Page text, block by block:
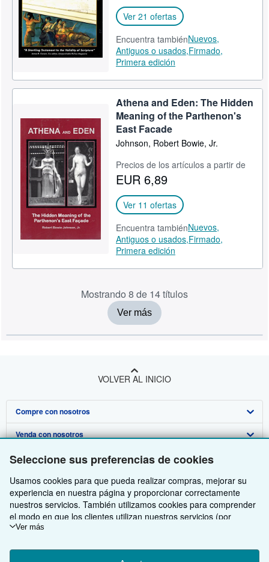
Seleccione sus preferencias de cookies
Usamos cookies para que pueda realizar compras, mejorar su
experiencia en nuestra página y proporcionar correctamente
nuestros servicios. También utilizamos cookies para comprender
el modo en que los clientes utilizan nuestros servicios (por
ejemplo, midiendo las visitas al sitio) y así poder realizar mejoras.
para mostrar contenido relevante en los anuncios y medir el
Ver más
Ver 21 ofertas
Encuentra tambiénNuevos,
Antiguos o usados,Firmado,
Primera edición
Athena and Eden: The Hidden
Meaning of the Parthenon's
East Facade
Johnson, Robert Bowie, Jr.
Precios de los artículos a partir de
EUR 6,89
Ver 11 ofertas
Encuentra tambiénNuevos,
Antiguos o usados,Firmado,
Primera edición
Mostrando 8 de 14 títulos
Ver más
VOLVER AL INICIO
Compre con nosotros
Búsqueda avanzada
Colecciones
Mi cuenta
Mis pedidos
Ver carrito
Venda con nosotros
Comenzar a vender
Únase a nuestro programa de afiliados
Recomiende un vendedor
Sobre nosotros
Sobre IberLibro
Medios
Empleo
Política de Privacidad
Obtener Ayuda
Preguntas frecuentes y guías
Atención al Cliente
Otras compañías de AbeBooks
AbeBooks.com
AbeBooks.co.uk
Siga a IberLibro